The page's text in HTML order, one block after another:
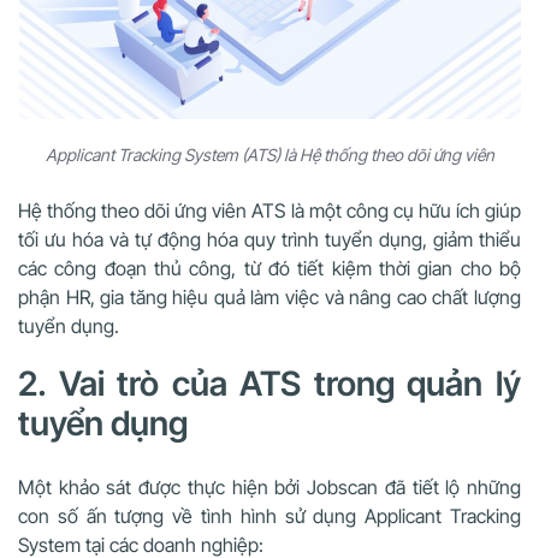
Applicant Tracking System (ATS) là Hệ thống theo dõi ứng viên
Hệ thống theo dõi ứng viên ATS là một công cụ hữu ích giúp
tối ưu hóa và tự động hóa quy trình tuyển dụng, giảm thiểu
các công đoạn thủ công, từ đó tiết kiệm thời gian cho bộ
phận HR, gia tăng hiệu quả làm việc và nâng cao chất lượng
tuyển dụng.
2. Vai trò của ATS trong quản lý
tuyển dụng
Một khảo sát được thực hiện bởi Jobscan đã tiết lộ những
con số ấn tượng về tình hình sử dụng Applicant Tracking
System tại các doanh nghiệp: